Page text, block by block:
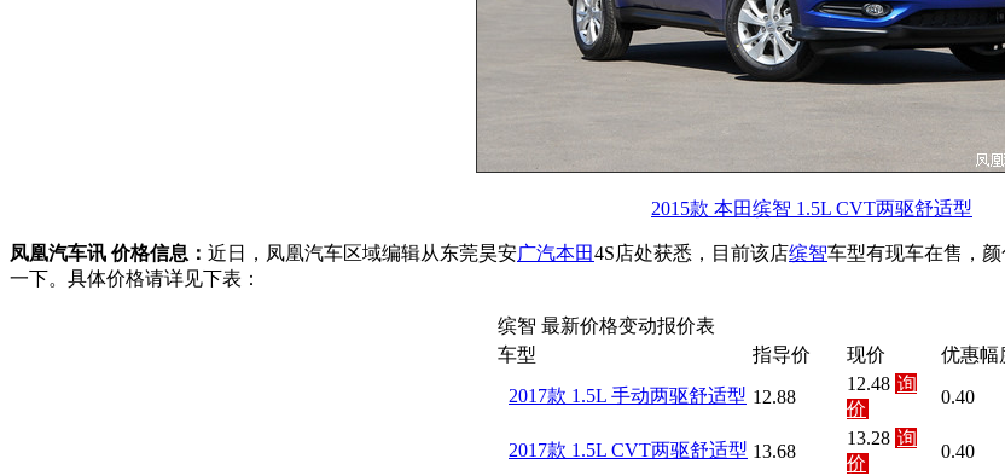
2015款 本田缤智 1.5L CVT两驱舒适型
凤凰汽车讯 价格信息： 近日，凤凰汽车区域编辑从东莞昊安广汽本田4S店处获悉，目前该店缤智车型有现车在售，
一下。具体价格请详见下表：
缤智 最新价格变动报价表
车型 指导价 现价 优惠幅
2017款 1.5L 手动两驱舒适型 12.88
12.48 询
价
0.40
2017款 1.5L CVT两驱舒适型 13.68
13.28 询
价
0.40